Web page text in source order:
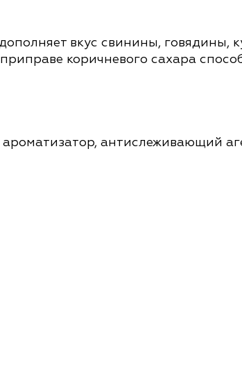
вкус свинины, говядины,
коричневого сахара
антислеживающий